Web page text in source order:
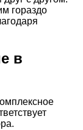
гораздо
в